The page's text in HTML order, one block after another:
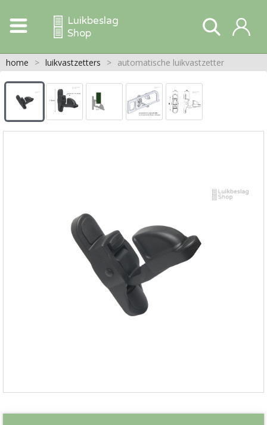
Luikbeslag
Shop
home > luikvastzetters > automatische luikvastzetter